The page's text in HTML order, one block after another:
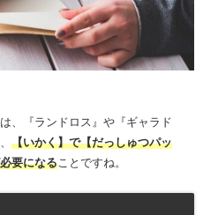
、『ランドロス』や『ギャラド
【いかく】で【だっしゅつパッ
要になる ことですね。